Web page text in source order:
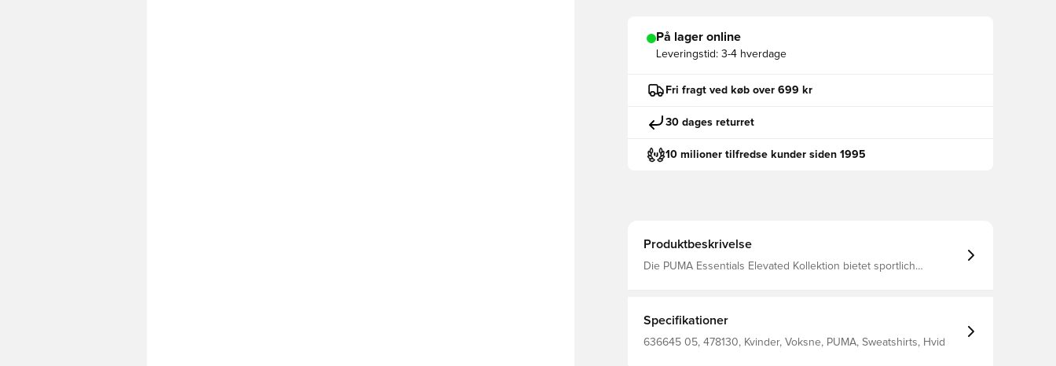
På lager online
Leveringstid: 3-4 hverdage
Fri fragt ved køb over 699 kr
30 dages returret
10 milioner tilfredse kunder siden 1995
Produktbeskrivelse
Die PUMA Essentials Elevated Kollektion bietet sportlich
kombinieren. Entworfen für: Lifestyle by PUMA Passform: Relaxed
Länge: Kurzer Schnitt Ausschnitt: Rundhalsausschnitt
Hauptmaterial: French Terry Kurze Ärmel
Specifikationer
636645 05, 478130, Kvinder, Voksne, PUMA, Sweatshirts, Hvid